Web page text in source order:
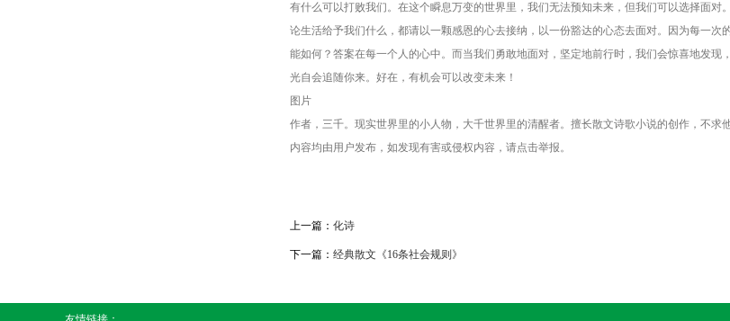
有什么可以打败我们。在这个瞬息万变的世界里，我们无法预知未来，但我们可以选择面
论生活给予我们什么，都请以一颗感恩的心去接纳，以一份豁达的心态去面对。因为每一
能如何？答案在每一个人的心中。而当我们勇敢地面对，坚定地前行时，我们会惊喜地发
光自会追随你来。好在，有机会可以改变未来！
图片
作者，三千。现实世界里的小人物，大千世界里的清醒者。擅长散文诗歌小说的创作，不
内容均由用户发布，如发现有害或侵权内容，请点击举报。
上一篇： 化诗
下一篇： 经典散文《16条社会规则》